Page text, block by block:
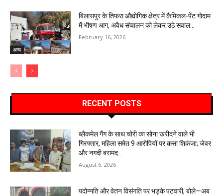
अन्य
बिलासपुर के तिफरा औद्योगिक क्षेत्र में कैमिकल-पेंट गोदाम
में भीषण आग, अवैध संचालन को लेकर उठे सवाल…
February 16, 2026
RECENT POSTS
ब्लैकमेल गैंग के साथ चोरी का सोना खरीदने वाले भी
गिरफ्तार, महिला समेत 9 आरोपियों पर कसा शिकंजा; जेवर
और नगदी बरामद…
August 6, 2026
पदोन्नति और वेतन विसंगति पर भड़के पटवारी, बोले—अब